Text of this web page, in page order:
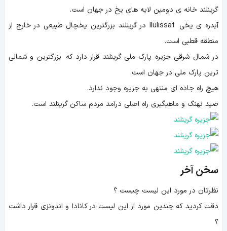
گرینلند خانه ی دومین لایه های یخ در جهان است.
آبدره ی یخی llulissat در گرینلند بزرگترین یخچال طبیعی در خارج از
منطقه قطبی است.
در شمال شرقی جزیره پارک ملی گرینلند قرار دارد که بزرگترین و شمالی
ترین پارک ملی در جهان است.
هیچ راه جاده ای منتهی به جزیره وجود ندارد.
صید نهنگ و ماهیگیری راه اصلی درآمد مردم ساکن گرینلند است.
سخن آخر
نظرتان در مورد این لیست چیست ؟
دقت کردید که چندین مورد از این لیست در کانادا و اندونزی قرار داشت
؟